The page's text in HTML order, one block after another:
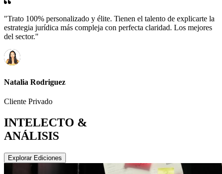
"Trato 100% personalizado y élite. Tienen el talento de explicarte la
estrategia jurídica más compleja con perfecta claridad. Los mejores
del sector."
Natalia Rodriguez
Cliente Privado
INTELECTO &
ANÁLISIS
Explorar Ediciones